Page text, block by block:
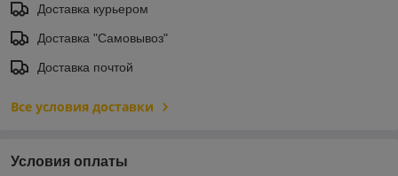
Доставка курьером
Доставка "Самовывоз"
Доставка почтой
Все условия доставки
Условия оплаты